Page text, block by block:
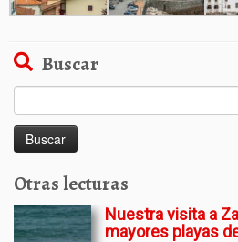
Buscar
Otras lecturas
Nuestra visita a
mayores playas